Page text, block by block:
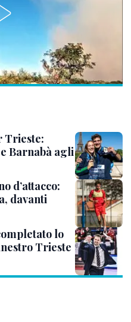
Trieste:
Barnabà agli
d’attacco:
davanti
lo
Trieste